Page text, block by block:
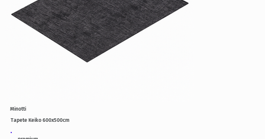
Tapete Keiko 600x500cm
Minotti